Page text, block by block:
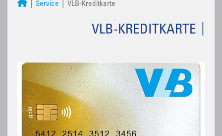
Service VLB-Kreditkarte
VLB-KREDITKARTE